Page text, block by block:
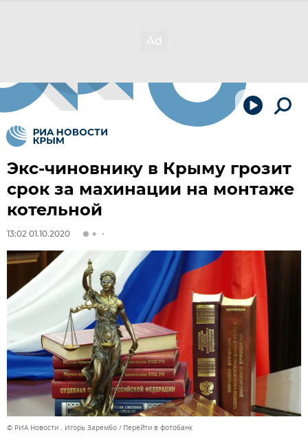
Экс-чиновнику в Крыму грозит
срок за махинации на монтаже
котельной
13:02 01.10.2020
© РИА Новости . Игорь Зарембо Перейти в фотобанк